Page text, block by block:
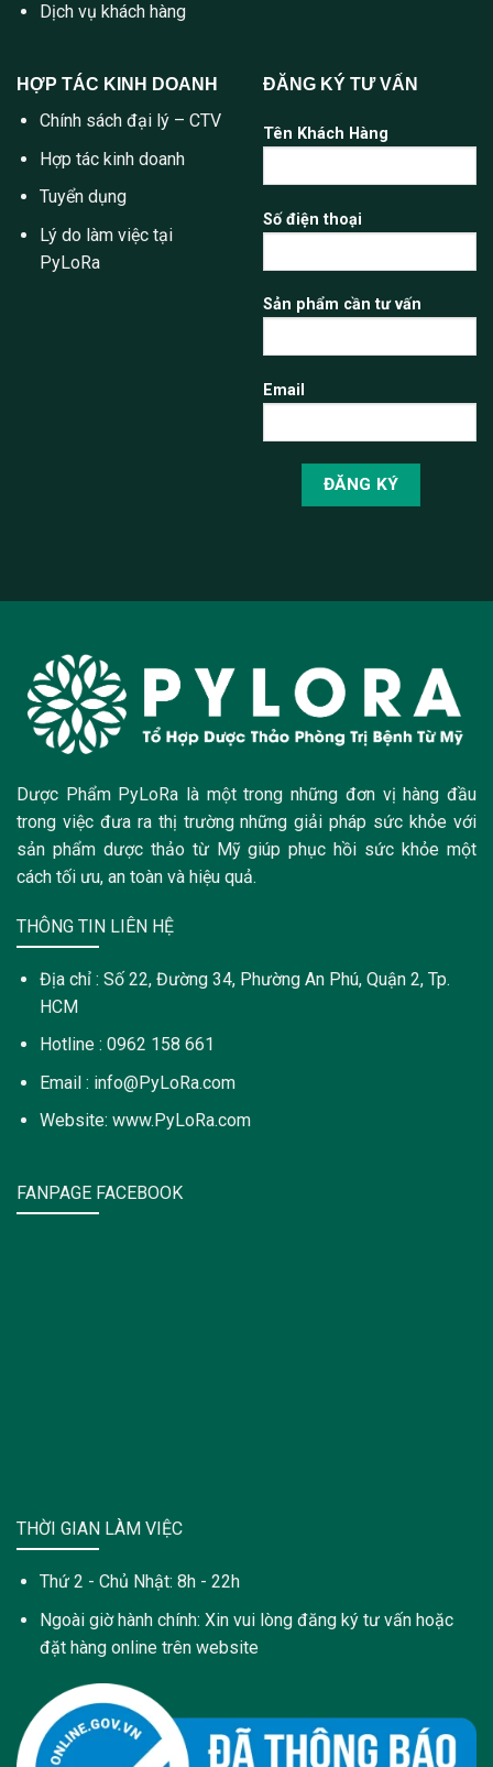
Dịch vụ khách hàng
HỢP TÁC KINH DOANH
Chính sách đại lý – CTV
Hợp tác kinh doanh
Tuyển dụng
Lý do làm việc tại
PyLoRa
ĐĂNG KÝ TƯ VẤN
Tên Khách Hàng
Số điện thoại
Sản phẩm cần tư vấn
Email
Dược Phẩm PyLoRa là một trong những đơn vị hàng đầu
trong việc đưa ra thị trường những giải pháp sức khỏe với
sản phẩm dược thảo từ Mỹ giúp phục hồi sức khỏe một
cách tối ưu, an toàn và hiệu quả.
THÔNG TIN LIÊN HỆ
Địa chỉ : Số 22, Đường 34, Phường An Phú, Quận 2, Tp.
HCM
Hotline : 0962 158 661
Email : info@PyLoRa.com
Website: www.PyLoRa.com
FANPAGE FACEBOOK
THỜI GIAN LÀM VIỆC
Thứ 2 - Chủ Nhật: 8h - 22h
Ngoài giờ hành chính: Xin vui lòng đăng ký tư vấn hoặc
đặt hàng online trên website